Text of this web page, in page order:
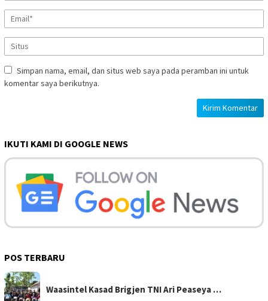
Simpan nama, email, dan situs web saya pada peramban ini untuk
komentar saya berikutnya.
IKUTI KAMI DI GOOGLE NEWS
POS TERBARU
Waasintel Kasad Brigjen TNI Ari Peaseya …